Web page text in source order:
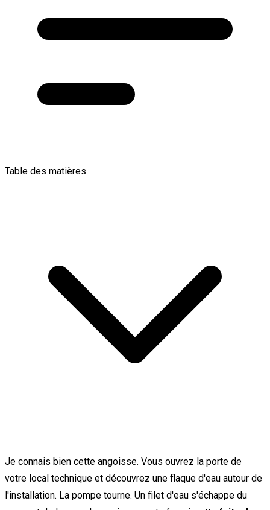
Table des matières
Je connais bien cette angoisse. Vous ouvrez la porte de
votre local technique et découvrez une flaque d'eau autour de
l'installation. La pompe tourne. Un filet d'eau s'échappe du